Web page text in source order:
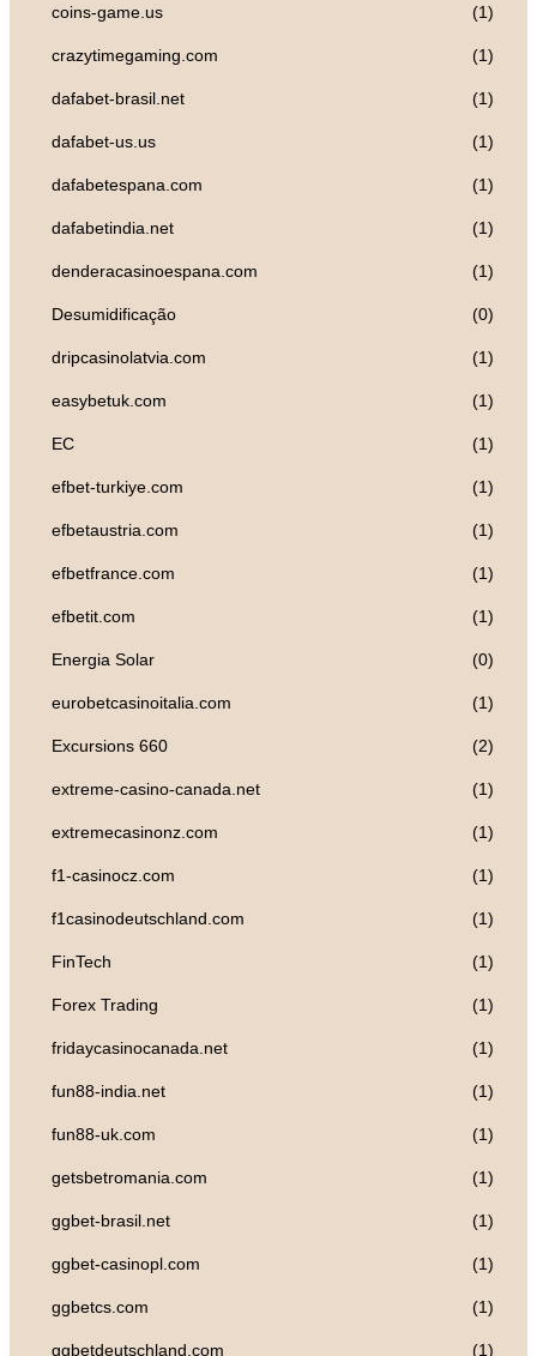
coins-game.us (1)
crazytimegaming.com (1)
dafabet-brasil.net (1)
dafabet-us.us (1)
dafabetespana.com (1)
dafabetindia.net (1)
denderacasinoespana.com (1)
Desumidificação (0)
dripcasinolatvia.com (1)
easybetuk.com (1)
EC (1)
efbet-turkiye.com (1)
efbetaustria.com (1)
efbetfrance.com (1)
efbetit.com (1)
Energia Solar (0)
eurobetcasinoitalia.com (1)
Excursions 660 (2)
extreme-casino-canada.net (1)
extremecasinonz.com (1)
f1-casinocz.com (1)
f1casinodeutschland.com (1)
FinTech (1)
Forex Trading (1)
fridaycasinocanada.net (1)
fun88-india.net (1)
fun88-uk.com (1)
getsbetromania.com (1)
ggbet-brasil.net (1)
ggbet-casinopl.com (1)
ggbetcs.com (1)
ggbetdeutschland.com (1)